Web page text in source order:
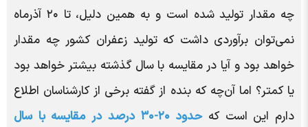
چه مقدار تولید شده است و به همین دلیل، تا ۲۰ آذرماه
نمی‌توان برآوردی داشت که تولید زعفران کشور چه مقدار
خواهد بود و آیا در مقایسه با سال گذشته بیشتر خواهد بود
یا کمتر؟ اما آن‌چه که بنده از گفته برخی از کارشناسان اطلاع
دارم این است که
حدود ۲۰-۳۰ درصد در مقایسه با سال